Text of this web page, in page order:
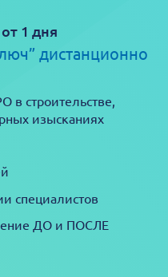
1 дня
дистанционно
в строительстве,
изысканиях
специалистов
ДО и ПОСЛЕ